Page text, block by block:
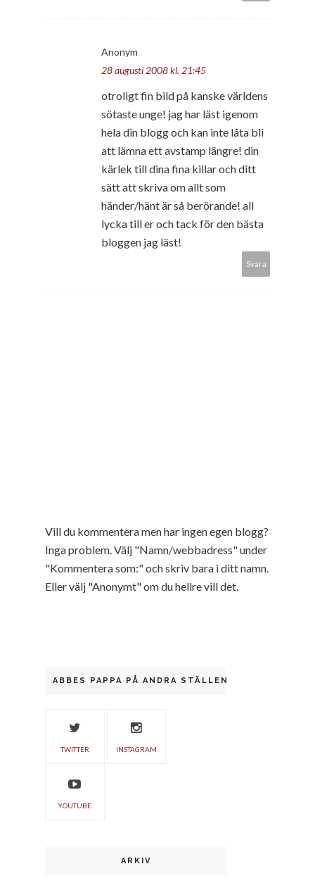
Anonym
28 augusti 2008 kl. 21:45
otroligt fin bild på kanske världens
sötaste unge! jag har läst igenom
hela din blogg och kan inte låta bli
att lämna ett avstamp längre! din
kärlek till dina fina killar och ditt
sätt att skriva om allt som
händer/hänt är så berörande! all
lycka till er och tack för den bästa
bloggen jag läst!
Svara
Vill du kommentera men har ingen egen blogg?
Inga problem. Välj "Namn/webbadress" under
"Kommentera som:" och skriv bara i ditt namn.
Eller välj "Anonymt" om du hellre vill det.
ABBES PAPPA PÅ ANDRA STÄLLEN
TWITTER INSTAGRAM
YOUTUBE
ARKIV